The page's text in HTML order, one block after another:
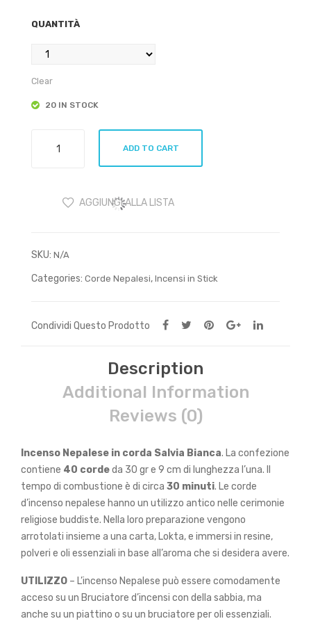
QUANTITÀ
Clear
20 IN STOCK
Nepalese
quantity
ADD TO CART
AGGIUNGI ALLA LISTA
SKU: N/A
Categories: Corde Nepalesi, Incensi in Stick
Condividi Questo Prodotto
Description
Additional Information
Reviews (0)
Incenso Nepalese in corda Salvia Bianca. La confezione
contiene 40 cordeda 30 gr e 9 cm di lunghezza l’una. Il
tempo di combustione è di circa 30 minuti. Le corde
d’incenso nepalese hanno un utilizzo antico nelle cerimonie
religiose buddiste. Nella loro preparazione vengono
arrotolati insieme a una carta, Lokta, e immersi in resine,
polveri e oli essenziali in base all’aroma che si desidera avere.
UTILIZZO – L’incenso Nepalese può essere comodamente
acceso su un Bruciatore d’incensi con della sabbia, ma
anche su un piattino o su un bruciatore per oli essenziali.